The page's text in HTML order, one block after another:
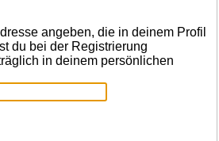
angeben, die in deinem Profil
du bei der Registrierung
in deinem persönlichen